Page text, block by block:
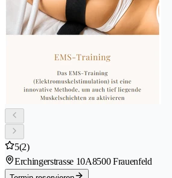
5(2)
Erchingerstrasse 10A8500 Frauenfeld